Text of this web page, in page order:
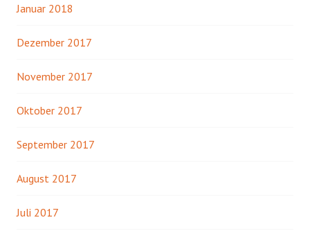
Januar 2018
Dezember 2017
November 2017
Oktober 2017
September 2017
August 2017
Juli 2017